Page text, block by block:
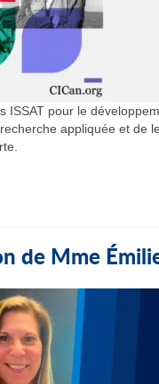
ISSAT pour le
appliquée et de
de Mme